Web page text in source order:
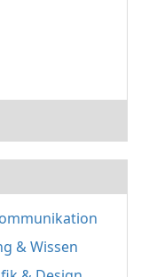
& Wissen